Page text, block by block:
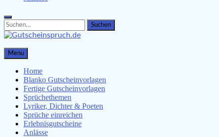
Search
for:
Search
Gutscheinspruch.de
Gutscheinsprüche & Gutscheinvorlagen finden
Menu
Home
Blanko Gutscheinvorlagen
Fertige Gutscheinvorlagen
Sprüchethemen
Lyriker, Dichter & Poeten
Sprüche einreichen
Erlebnisgutscheine
Anlässe